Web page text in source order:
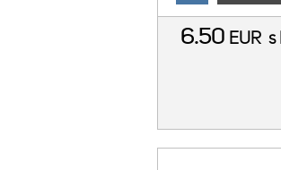
6.50 EUR s